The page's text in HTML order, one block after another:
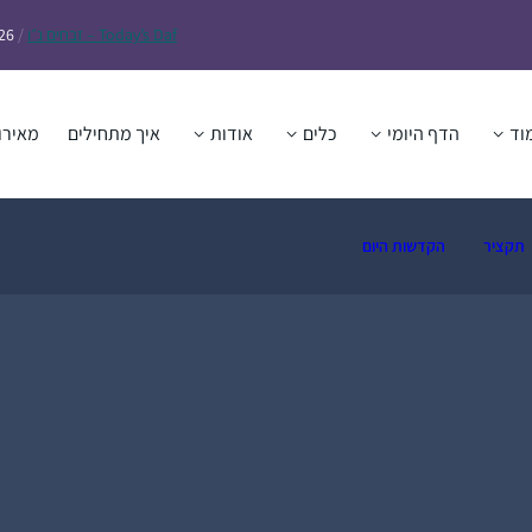
Today’s Daf – זבחים נ״ו /
הדף היומי כלים אודות איך מתחילים
תקציר הקדשות היום